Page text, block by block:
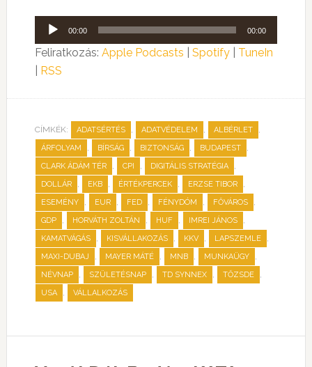
Audió
lejátszó
00:00 00:00
Feliratkozás: Apple Podcasts Spotify| TuneIn
RSS
CÍMKÉK: ADATSÉRTÉS , ADATVÉDELEM , ALBÉRLET ,
ÁRFOLYAM , BÍRSÁG , BIZTONSÁG , BUDAPEST ,
CLARK ÁDÁM TÉR , CPI , DIGITÁLIS STRATÉGIA ,
DOLLÁR , EKB , ÉRTÉKPERCEK , ERZSE TIBOR ,
ESEMÉNY , EUR , FED , FÉNYDÓM , FŐVÁROS ,
GDP , HORVÁTH ZOLTÁN , HUF , IMREI JÁNOS ,
KAMATVÁGÁS , KISVÁLLAKOZÁS , KKV , LAPSZEMLE ,
MAXI-DUBAJ , MAYER MÁTÉ , MNB , MUNKAÜGY ,
NÉVNAP , SZÜLETÉSNAP , TD SYNNEX , TŐZSDE ,
USA , VÁLLALKOZÁS